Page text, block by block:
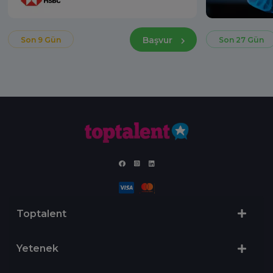
Son 9 Gün Başvur Son 27 Gün
Toptalent
Yetenek